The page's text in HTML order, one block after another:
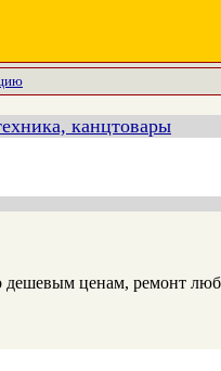
канцтовары
ценам, ремонт